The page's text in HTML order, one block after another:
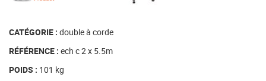
CATÉGORIE : double à corde
RÉFÉRENCE : ech c 2 x 5.5m
POIDS : 101 kg